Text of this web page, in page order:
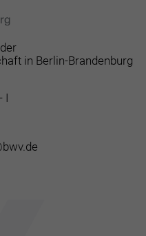
in Berlin-Brandenburg